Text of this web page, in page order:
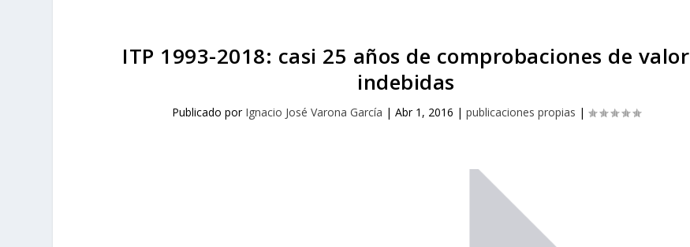
ITP 1993-2018: casi 25 años de comprobaciones de valor
indebidas
Publicado por Ignacio José Varona García | Abr 1, 2016 | publicaciones propias |